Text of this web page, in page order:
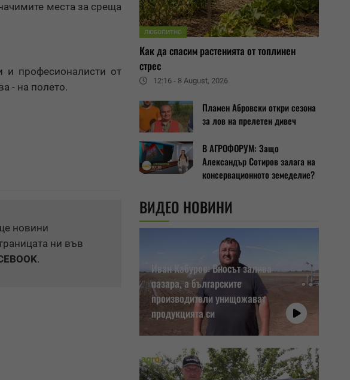
места за среща
и професионалисти от
- на полето.
новини
ни във
.
ЛЮБОПИТНО
Как да спасим растенията от топлинен
стрес
12:16 - 8 August, 2026
Пламен Абровски откри сезона
за лов на прелетен дивеч
В АГРОФОРУМ: Защо
Александър Сотиров залага на
консервационното земеделие?
ВИДЕО НОВИНИ
Иван Кабуров: Вносът залива
пазара, а българските
производители унищожават
продукцията си